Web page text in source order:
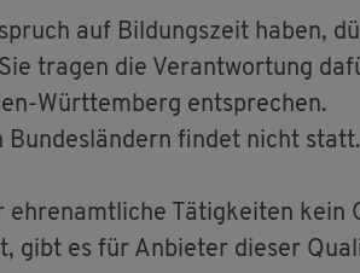
auf Bil­dungs­zeit haben,
tra­gen die Ver­ant­wor­tung
Würt­tem­berg ent­spre­chen.
Bun­des­län­dern fin­det nicht statt.
Tä­tig­kei­ten kein
es für An­bie­ter die­ser